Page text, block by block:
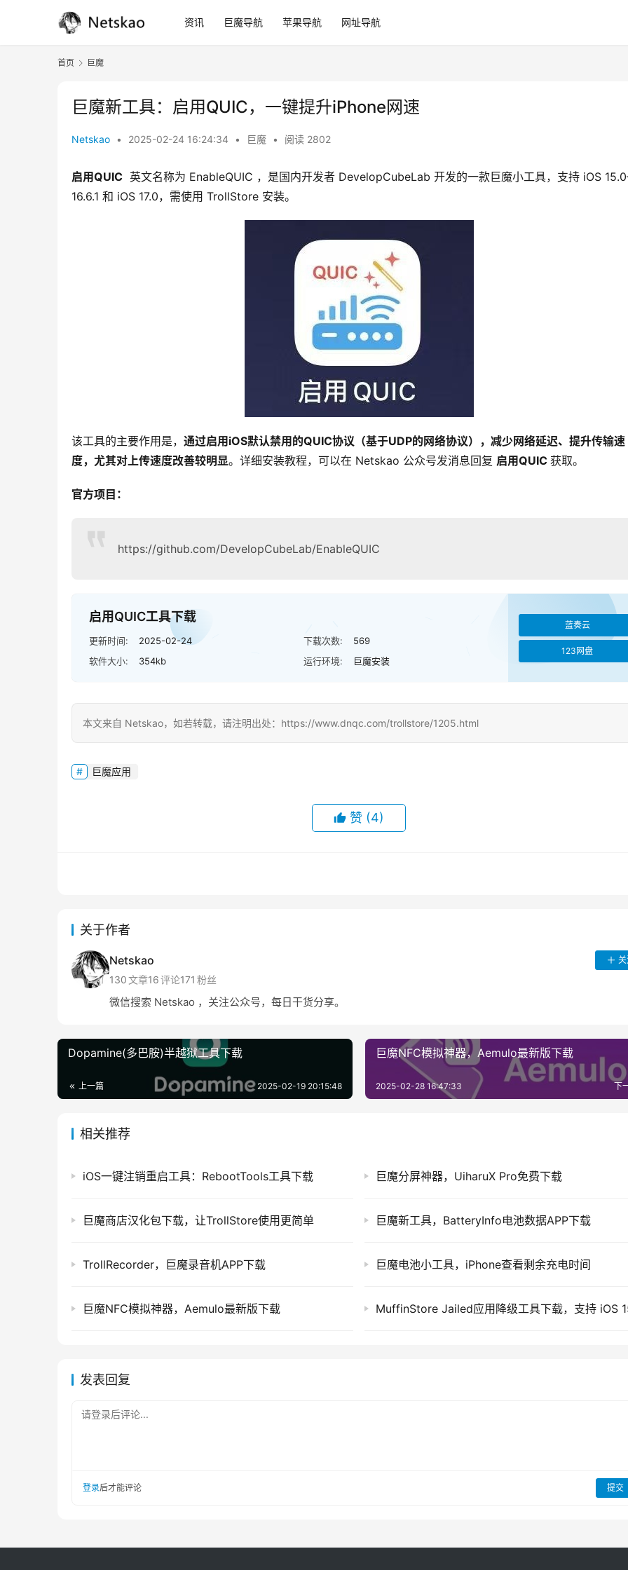
资讯 巨魔导航 苹果导航 网址导航
首页 巨魔
巨魔新工具：启用QUIC，一键提升iPhone网速
Netskao • 2025-02-24 16:24:34 • 巨魔 • 阅读 2802
启用QUIC 英文名称为 EnableQUIC ，是国内开发者 DevelopCubeLab 开发的一款巨魔小工具，支持 iOS
16.6.1 和 iOS 17.0，需使用 TrollStore 安装。
该工具的主要作用是， 通过启用iOS默认禁用的QUIC协议（基于UDP的网络协议），减少网络延迟、提升传输速
度，尤其对上传速度改善较明显。详细安装教程，可以在 Netskao 公众号发消息回复 启用QUIC 获取。
官方项目：
https://github.com/DevelopCubeLab/EnableQUIC
启用QUIC工具下载
更新时间: 2025-02-24 下载次数:
569
软件大小:
354kb 运行环境: 巨魔安装
蓝奏云
123网盘
本文来自 Netskao，如若转载，请注明出处：https://www.dnqc.com/trollstore/1205.html
巨魔应用
赞 (4)
关于作者
Netskao
130文章16评论171 粉丝
微信搜索 Netskao ，关注公众号，每日干货分享。
Dopamine(多巴胺)半越狱工具下载
上一篇 2025-02-19 20:15:48
巨魔NFC模拟神器，Aemulo最新版下载
下
2025-02-28 16:47:33
相关推荐
iOS一键注销重启工具：RebootTools工具下载 巨魔分屏神器，UiharuX Pro免费下载
巨魔商店汉化包下载，让TrollStore使用更简单 巨魔新工具，BatteryInfo电池数据APP下载
TrollRecorder，巨魔录音机APP下载 巨魔电池小工具，iPhone查看剩余充电时间
巨魔NFC模拟神器，Aemulo最新版下载
发表回复
请登录后评论...
登录后才能评论 提交